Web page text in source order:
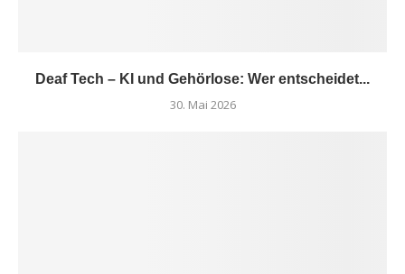
Deaf Tech – KI und Gehörlose: Wer entscheidet...
30. Mai 2026